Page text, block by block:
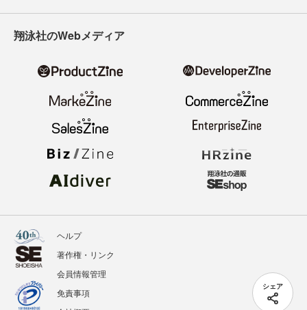
シェア
翔泳社のWebメディア
ヘルプ
著作権・リンク
会員情報管理
免責事項